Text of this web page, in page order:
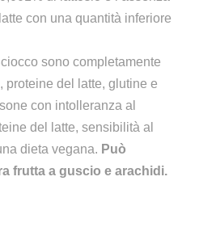
con una quantità inferiore
sono completamente
proteine del latte, glutine e
con intolleranza al
del latte, sensibilità al
dieta vegana. Può
frutta a guscio e arachidi.